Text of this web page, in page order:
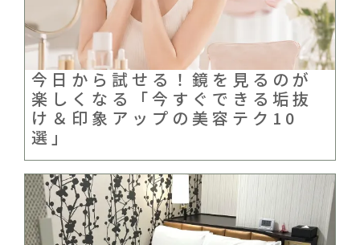
今日から試せる！鏡を見るのが
楽しくなる「今すぐできる垢抜
け＆印象アップの美容テク10
選」